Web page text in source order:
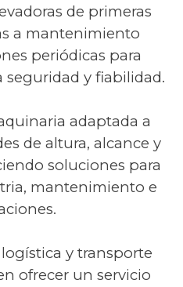
de primeras
a mantenimiento
periódicas para
y fiabilidad.
adaptada a
de altura, alcance y
soluciones para
mantenimiento e
y transporte
ofrecer un servicio